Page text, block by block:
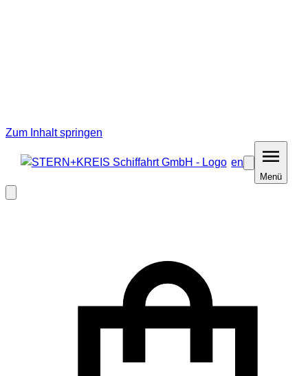
Zum Inhalt springen
en
MenüMenü
schließen